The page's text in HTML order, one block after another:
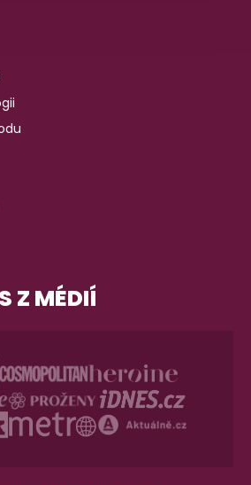
Z MÉDIÍ